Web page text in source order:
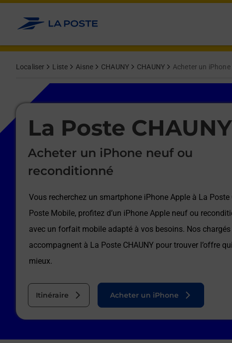
Allez au contenu
Localiser Liste Aisne CHAUNY CHAUNY Acheter un
La Poste CHAUNY
Acheter un iPhone neuf ou
reconditionné
Vous recherchez un smartphone iPhone Apple à La Poste
Poste Mobile, profitez d’un iPhone Apple neuf ou
avec un forfait mobile adapté à vos besoins. Nos
accompagnent à La Poste CHAUNY pour trouver l’offre
mieux.
Itinéraire
Le lien s'ouvre dans un nouvel onglet
Acheter un iPhone
Le lien s'ouvre dans un nouvel onglet
Afficher ou masquer la réponse
Afficher ou masquer la réponse
Afficher ou masquer la réponse
Afficher ou masquer la réponse
Afficher ou masquer la réponse
Afficher ou masquer la réponse